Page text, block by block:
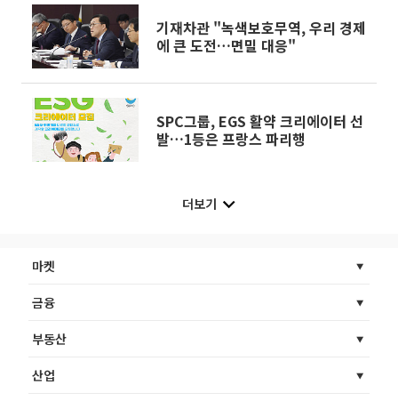
기재차관 "녹색보호무역, 우리 경제
에 큰 도전…면밀 대응"
SPC그룹, EGS 활약 크리에이터 선
발…1등은 프랑스 파리행
더보기
마켓
금융
부동산
산업